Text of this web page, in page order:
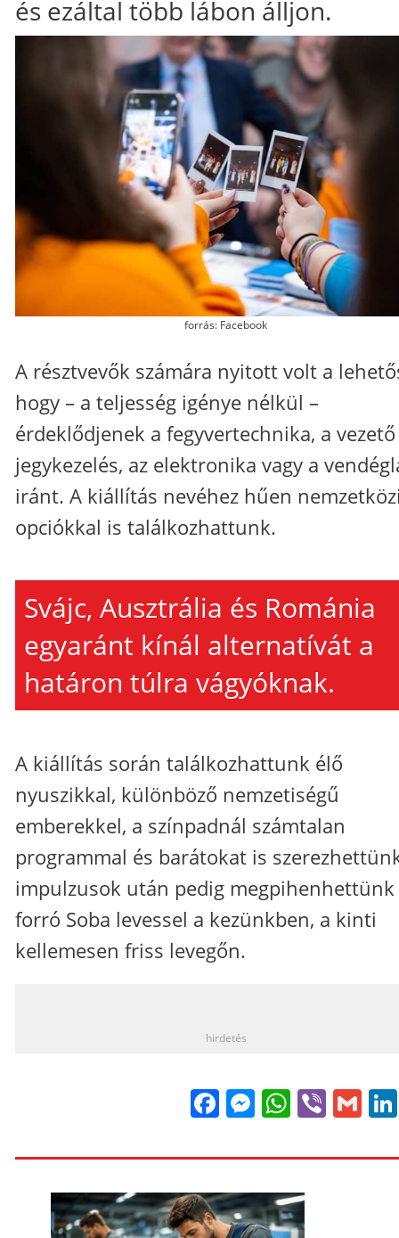
és ezáltal több lábon álljon.
forrás: Facebook
A résztvevők számára nyitott volt a
hogy – a teljesség igénye nélkül –
érdeklődjenek a fegyvertechnika, a vezető
jegykezelés, az elektronika vagy a
iránt. A kiállítás nevéhez hűen
opciókkal is találkozhattunk.
Svájc, Ausztrália és Románia
egyaránt kínál alternatívát a
határon túlra vágyóknak.
A kiállítás során találkozhattunk élő
nyuszikkal, különböző nemzetiségű
emberekkel, a színpadnál számtalan
programmal és barátokat is
impulzusok után pedig megpihenhettünk
forró Soba levessel a kezünkben, a kinti
kellemesen friss levegőn.
hirdetés
FacebookViber